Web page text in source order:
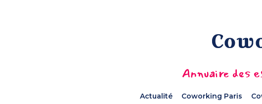
Annuaire des
Actualité Coworking Paris